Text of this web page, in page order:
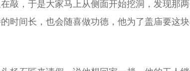
敲，于是大家马上从侧面开始挖洞，发现那
时间长，也会随喜做功德，他为了盖庙要这